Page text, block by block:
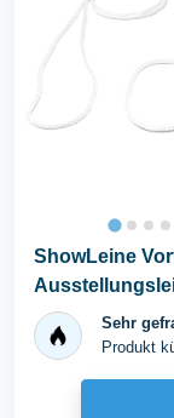
ShowLeine
Sehr
Produkt